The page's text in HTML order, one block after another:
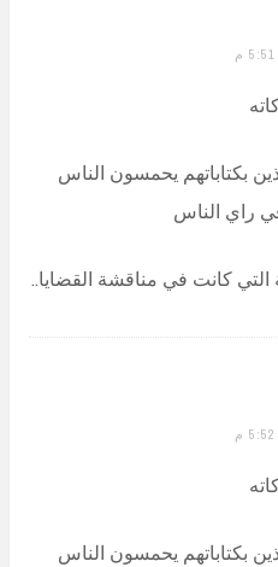
بكتاباتهم يحمسون الناس
في راي الناس
التي كانت في مناقشة القضايا..
بكتاباتهم يحمسون الناس